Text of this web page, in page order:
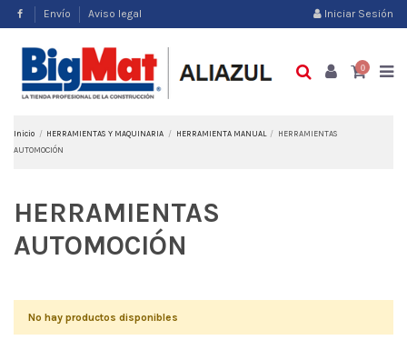
Envío Aviso legal Iniciar Sesión
0
Inicio HERRAMIENTAS Y MAQUINARIA HERRAMIENTA MANUAL
HERRAMIENTAS
AUTOMOCIÓN
HERRAMIENTAS
AUTOMOCIÓN
No hay productos disponibles